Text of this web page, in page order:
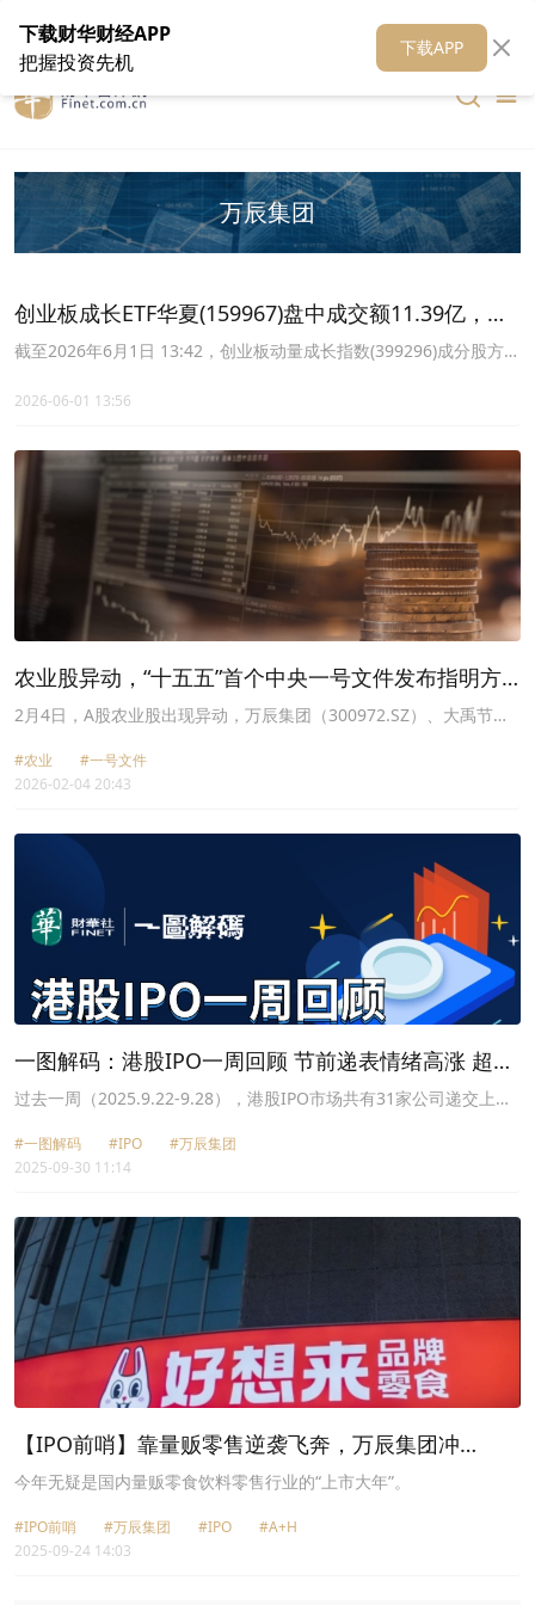
在线客服 关于我们 财华媒体矩阵 财华智库
万辰集团
创业板成长ETF华夏(159967)盘中成交额11.39亿，英
伟达发布新AI模型
截至2026年6月1日 13:42，创业板动量成长指数(399296)成分股方面
4.19%；菲利华领跌。
2026-06-01 13:56
农业股异动，“十五五”首个中央一号文件发布指明方
向
2月4日，A股农业股出现异动，万辰集团（300972.SZ）、大禹节水
（600359.SH）、隆平高科（000998.SZ）上涨。
#农业
#一号文件
2026-02-04 20:43
一图解码：港股IPO一周回顾 节前递表情绪高涨 超30
家公司递表
过去一周（2025.9.22-9.28），港股IPO市场共有31家公司递交上市
（002249.SZ）、万辰集团（300972.SZ）、星宸科技
（301536.SZ）和TOP TOY等；
#一图解码 #IPO
#万辰集团
2025-09-30 11:14
【IPO前哨】靠量贩零售逆袭飞奔，万辰集团冲
刺“A+H”
今年无疑是国内量贩零食饮料零售行业的“上市大年”。
#IPO前哨 #万辰集团 #IPO
#A+H
2025-09-24 14:03
下载财华财经APP
把握投资先机
下载APP